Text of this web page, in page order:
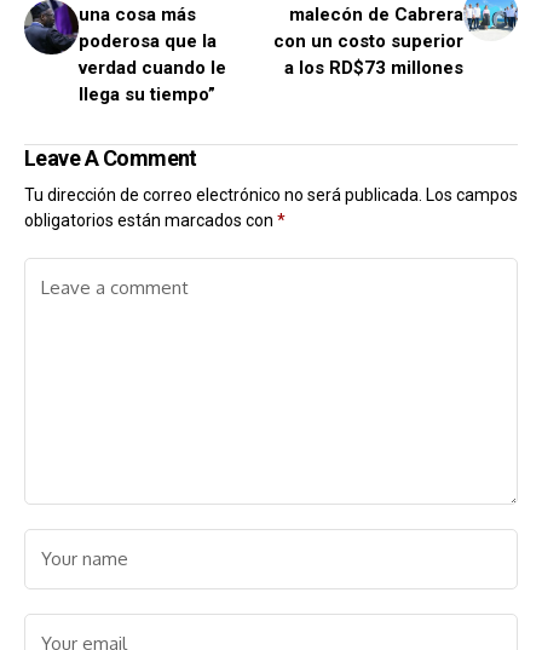
una cosa más
poderosa que la
verdad cuando le
llega su tiempo”
malecón de Cabrera
con un costo superior
a los RD$73 millones
Leave A Comment
Tu dirección de correo electrónico no será publicada. Los campos
obligatorios están marcados con *